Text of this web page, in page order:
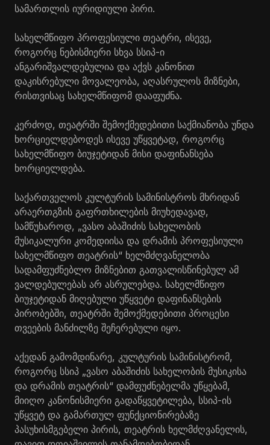
სამართლის იურიდიული პირი.
სახელმწიფო პროფესიული თეატრი, ისევე,
როგორც ნებისმიერი სხვა სსიპ-ი
ანგარიშვალდებულია და აქვს კანონით
დაკისრებული მოვალეობა, აღასრულოს მიზნები,
რისთვისაც სახელმწიფომ დააფუძნა.
კერძოდ, თეატრში შემოქმედებითი საქმიანობა უნდა
ხორციელდებოდეს ისევე უწყვეტად, როგორც
სახელმწიფო ბიუჯეტიდან მისი დაფინანსება
ხორციელდება.
საქართველოს კულტურის სამინისტროს მხრიდან
არაერთგზის გაფრთხილების მიუხედავად,
სამწუხაროდ, „ვასო აბაშიძის სახელობის
მუსიკალური კომედიისა და დრამის პროფესიული
სახელმწიფო თეატრის“ ხელმძღვანელობა
სადამფუძნებლო მიზნებით გათვალისწინებულ ამ
ვალდებულებას არ ასრულებდა. სახელმწიფო
ბიუჯეტიდან მიღებული უწყვეტი დაფინანსების
პირობებში, თეატრში შემოქმედებითი პროცესი
თვეების მანძილზე შეჩერებული იყო.
აქედან გამომდინარე, კულტურის სამინისტრომ,
როგორც სსიპ „ვასო აბაშიძის სახელობის მუსიკისა
და დრამის თეატრის“ დამფუძნებელმა უწყებამ,
მიიღო კანონისმიერი გადაწყვეტილება, სსიპ-ის
უწყვეტ და გამართულ ფუნქციონირებაზე
პასუხისმგებელი პირის, თეატრის ხელმძღვანელის,